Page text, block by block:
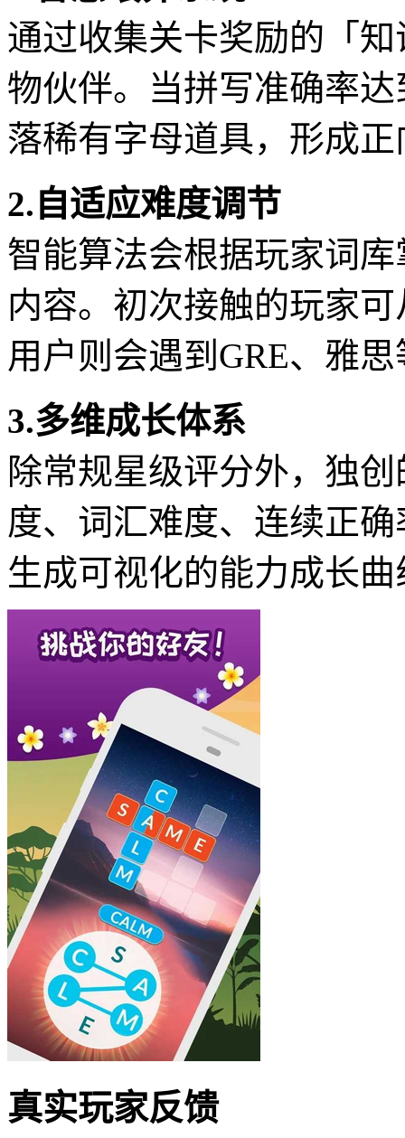
通过收集关卡奖励的「
物伙伴。当拼写准确率
落稀有字母道具，形成
2.自适应难度调节
智能算法会根据玩家词
内容。初次接触的玩家
用户则会遇到GRE、雅
3.多维成长体系
除常规星级评分外，独
度、词汇难度、连续正
生成可视化的能力成长曲
真实玩家反馈